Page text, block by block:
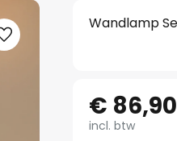
Wandlamp
€ 86,90
incl. btw